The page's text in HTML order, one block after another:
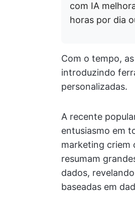
com IA
horas por dia
Com o tempo,
introduzindo
personalizadas.
A recente
entusiasmo em
marketing criem
resumam
dados,
baseadas em